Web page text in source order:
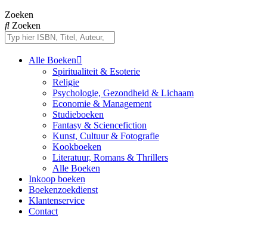
Zoeken
Zoeken
Alle Boeken
Spiritualiteit & Esoterie
Religie
Psychologie, Gezondheid & Lichaam
Economie & Management
Studieboeken
Fantasy & Sciencefiction
Kunst, Cultuur & Fotografie
Kookboeken
Literatuur, Romans & Thrillers
Alle Boeken
Inkoop boeken
Boekenzoekdienst
Klantenservice
Contact